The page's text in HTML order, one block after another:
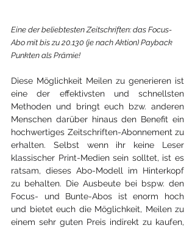
Eine der beliebtesten Zeitschriften: das Focus-
Abo mit bis zu 20.130 (je nach Aktion) Payback
Punkten als Prämie!
Diese Möglichkeit Meilen zu generieren ist
eine der effektivsten und schnellsten
Methoden und bringt euch bzw. anderen
Menschen darüber hinaus den Benefit ein
hochwertiges Zeitschriften-Abonnement zu
erhalten. Selbst wenn ihr keine Leser
klassischer Print-Medien sein solltet, ist es
ratsam, dieses Abo-Modell im Hinterkopf
zu behalten. Die Ausbeute bei bspw. den
Focus- und Bunte-Abos ist enorm hoch
und bietet euch die Möglichkeit, Meilen zu
einem sehr guten Preis indirekt zu kaufen,